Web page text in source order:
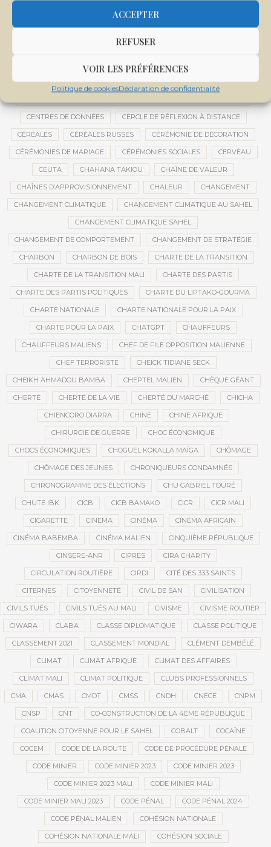
ACCEPTER
REFUSER
VOIR LES PRÉFÉRENCES
Politique de cookiesDéclaration de confidentialité
CENTRALE SOLAIRE DE SANANKOROBA
CENTRE D'INTELLIGENCE ARTIFICIELLE
CENTRE DE SANTÉ COMMUNAUTAIRE
CENTRE INTERNATIONAL DE CONFÉRENCES DE BAMAKO
CENTRE MALI
CENTRES DE DONNÉES CERCLE DE RÉFLEXION À DISTANCE
CÉRÉALES CÉRÉALES RUSSES CÉRÉMONIE DE DÉCORATION
CÉRÉMONIES DE MARIAGE CÉRÉMONIES SOCIALES CERVEAU
CEUTA CHAHANA TAKIOU CHAÎNE DE VALEUR
CHAÎNES D’APPROVISIONNEMENT CHALEUR CHANGEMENT
CHANGEMENT CLIMATIQUE CHANGEMENT CLIMATIQUE AU SAHEL
CHANGEMENT CLIMATIQUE SAHEL
CHANGEMENT DE COMPORTEMENT CHANGEMENT DE STRATÉGIE
CHARBON CHARBON DE BOIS CHARTE DE LA TRANSITION
CHARTE DE LA TRANSITION MALI CHARTE DES PARTIS
CHARTE DES PARTIS POLITIQUES CHARTE DU LIPTAKO-GOURMA
CHARTE NATIONALE CHARTE NATIONALE POUR LA PAIX
CHARTE POUR LA PAIX CHATGPT CHAUFFEURS
CHAUFFEURS MALIENS CHEF DE FILE OPPOSITION MALIENNE
CHEF TERRORISTE CHEICK TIDIANE SECK
CHEIKH AHMADOU BAMBA CHEPTEL MALIEN CHÈQUE GÉANT
CHERTÉ CHERTÉ DE LA VIE CHERTÉ DU MARCHÉ CHICHA
CHIENCORO DIARRA CHINE CHINE AFRIQUE
CHIRURGIE DE GUERRE CHOC ÉCONOMIQUE
CHOCS ÉCONOMIQUES CHOGUEL KOKALLA MAÏGA CHÔMAGE
CHÔMAGE DES JEUNES CHRONIQUEURS CONDAMNÉS
CHRONOGRAMME DES ÉLECTIONS CHU GABRIEL TOURÉ
CHUTE IBK CICB CICB BAMAKO CICR CICR MALI
CIGARETTE CINEMA CINÉMA CINÉMA AFRICAIN
CINÉMA BABEMBA CINÉMA MALIEN CINQUIÈME RÉPUBLIQUE
CINSERE-ANR CIPRES CIRA CHARITY
CIRCULATION ROUTIÈRE CIRDI CITÉ DES 333 SAINTS
CITERNES CITOYENNETÉ CIVIL DE SAN CIVILISATION
CIVILS TUÉS CIVILS TUÉS AU MALI CIVISME CIVISME ROUTIER
CIWARA CLABA CLASSE DIPLOMATIQUE CLASSE POLITIQUE
CLASSEMENT 2021 CLASSEMENT MONDIAL CLÉMENT DEMBÉLÉ
CLIMAT CLIMAT AFRIQUE CLIMAT DES AFFAIRES
CLIMAT MALI CLIMAT POLITIQUE CLUBS PROFESSIONNELS
CMA CMAS CMDT CMSS CNDH CNECE CNPM
CNSP CNT CO-CONSTRUCTION DE LA 4ÈME RÉPUBLIQUE
COALITION CITOYENNE POUR LE SAHEL COBALT COCAÏNE
COCEM CODE DE LA ROUTE CODE DE PROCÉDURE PÉNALE
CODE MINIER CODE MINIER 2023 CODE MINIER 2023
CODE MINIER 2023 MALI CODE MINIER MALI
CODE MINIER MALI 2023 CODE PÉNAL CODE PÉNAL 2024
CODE PÉNAL MALIEN COHÉSION NATIONALE
COHÉSION NATIONALE MALI COHÉSION SOCIALE